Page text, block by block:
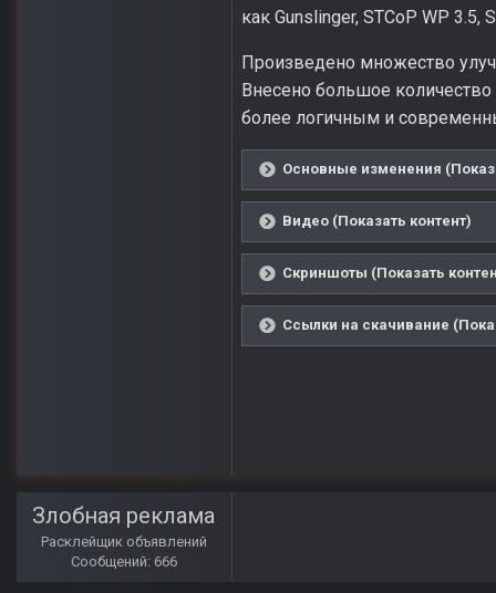
как Gunslinger, STCoP WP
Произведено множество
Внесено большое
более логичным и
Основные изменения
Видео (Показать контент)
Скриншоты (Показать
Ссылки на скачивание
Злобная реклама
Расклейщик объявлений
Сообщений: 666